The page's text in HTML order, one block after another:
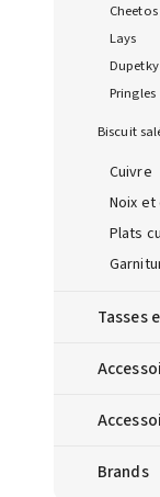
Cheetos
Lays
Dupetky
Pringles
Biscuit
Cuivre
Noix
Plats
Tasses
Brands